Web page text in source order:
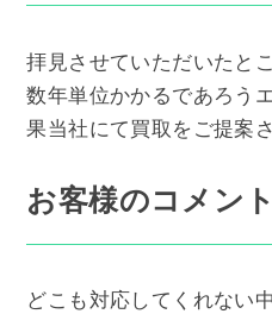
拝見させていただいたと
数年単位かかるであろう
果当社にて買取をご提案
お客様のコメント
どこも対応してくれない